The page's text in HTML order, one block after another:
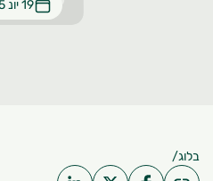
19 יונ 2025
בלוג/